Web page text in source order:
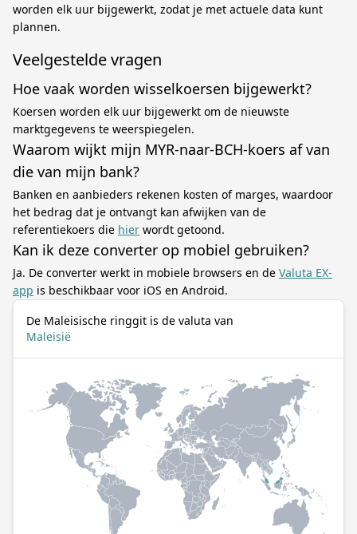
worden elk uur bijgewerkt, zodat je met actuele data kunt
plannen.
Veelgestelde vragen
Hoe vaak worden wisselkoersen bijgewerkt?
Koersen worden elk uur bijgewerkt om de nieuwste
marktgegevens te weerspiegelen.
Waarom wijkt mijn MYR-naar-BCH-koers af van
die van mijn bank?
Banken en aanbieders rekenen kosten of marges, waardoor
het bedrag dat je ontvangt kan afwijken van de
referentiekoers die hier wordt getoond.
Kan ik deze converter op mobiel gebruiken?
Ja. De converter werkt in mobiele browsers en de Valuta EX-
app is beschikbaar voor iOS en Android.
De Maleisische ringgit is de valuta van
Maleisië